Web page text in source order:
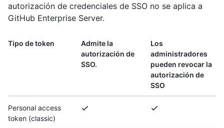
autorización de credenciales de SSO no se aplica a
GitHub Enterprise Server.
Tipo de token
Admite la
autorización de
SSO.
Los
administradores
pueden revocar la
autorización de
SSO
Personal access
token (classic)